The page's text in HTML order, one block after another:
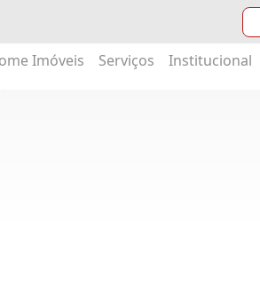
Imóveis Serviços Institucional